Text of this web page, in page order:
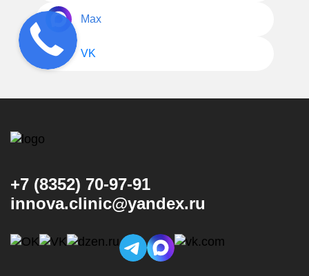
Max
VK
+7 (8352) 70-97-91
innova.clinic@yandex.ru